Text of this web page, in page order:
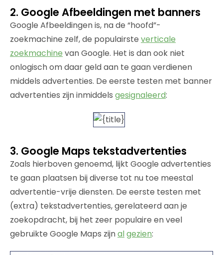
2. Google Afbeeldingen met banners
Google Afbeeldingen is, na de “hoofd”-
zoekmachine zelf, de populairste verticale
zoekmachine van Google. Het is dan ook niet
onlogisch om daar geld aan te gaan verdienen
middels advertenties. De eerste testen met banner
advertenties zijn inmiddels gesignaleerd:
3. Google Maps tekstadvertenties
Zoals hierboven genoemd, lijkt Google advertenties
te gaan plaatsen bij diverse tot nu toe meestal
advertentie-vrije diensten. De eerste testen met
(extra) tekstadvertenties, gerelateerd aan je
zoekopdracht, bij het zeer populaire en veel
gebruikte Google Maps zijnalgezien: